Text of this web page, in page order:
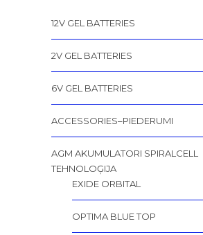
12V GEL BATTERIES
2V GEL BATTERIES
6V GEL BATTERIES
ACCESSORIES–PIEDERUMI
AGM AKUMULATORI SPIRALCELL
TEHNOLOĢIJA
EXIDE ORBITAL
OPTIMA BLUE TOP